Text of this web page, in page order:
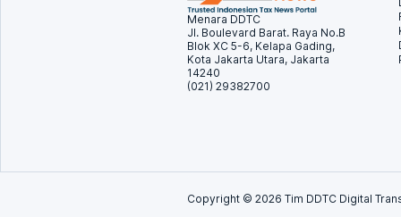
Menara DDTC
Jl. Boulevard Barat. Raya No.B
Blok XC 5-6, Kelapa Gading,
Kota Jakarta Utara, Jakarta
14240
(021) 29382700
Copyright © 2026 Tim DDTC Digital